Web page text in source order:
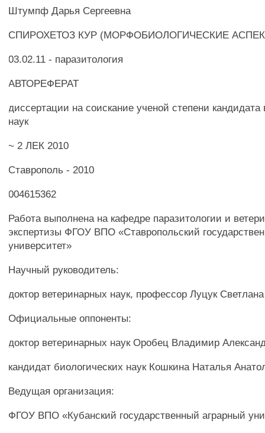
Штумпф Дарья Сергеевна
СПИРОХЕТОЗ КУР (МОРФОБИОЛОГИЧЕСКИЕ
03.02.11 - паразитология
АВТОРЕФЕРАТ
диссертации на соискание ученой степени кандидата
наук
~ 2 ЛЕК 2010
Ставрополь - 2010
004615362
Работа выполнена на кафедре паразитологии и
экспертизы ФГОУ ВПО «Ставропольский
университет»
Научный руководитель:
доктор ветеринарных наук, профессор Луцук
Официальные оппоненты:
доктор ветеринарных наук Оробец Владимир
кандидат биологических наук Кошкина Наталья
Ведущая организация:
ФГОУ ВПО «Кубанский государственный аграрный